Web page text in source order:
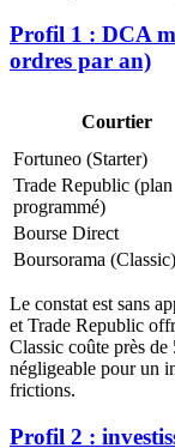
Profil 1 : DCA
ordres par an)
Courtier
Fortuneo (Starter)
Trade Republic (plan
programmé)
Bourse Direct
Boursorama (Classic)
Le constat est sans
et Trade Republic
Classic coûte près
négligeable pour un
frictions.
Profil 2 :